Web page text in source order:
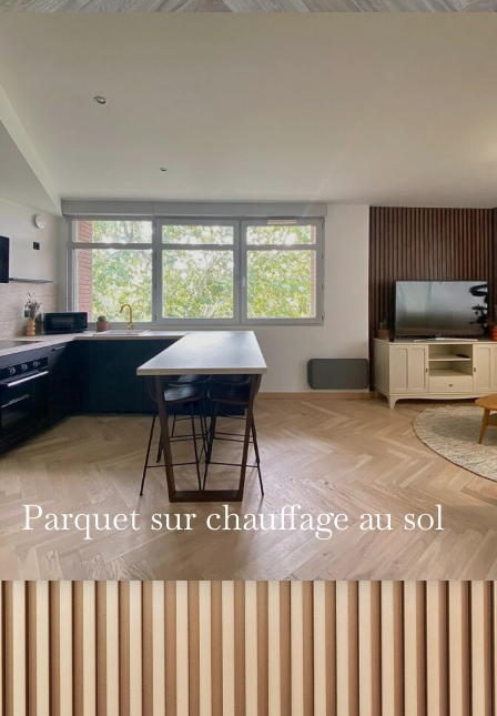
Parquet sur chauffage au sol